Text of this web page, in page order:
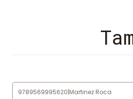
9789569995620|Martinez Roca